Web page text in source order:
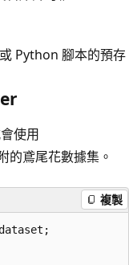
Python 腳本的預存
使用
的鳶尾花數據集。
複製